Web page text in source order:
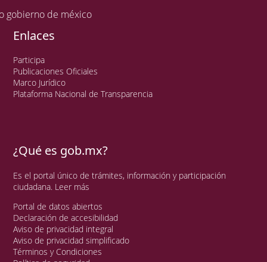
Enlaces
Participa
Publicaciones Oficiales
Marco Jurídico
Plataforma Nacional de Transparencia
¿Qué es gob.mx?
Es el portal único de trámites, información y participación
ciudadana. Leer más
Portal de datos abiertos
Declaración de accesibilidad
Aviso de privacidad integral
Aviso de privacidad simplificado
Términos y Condiciones